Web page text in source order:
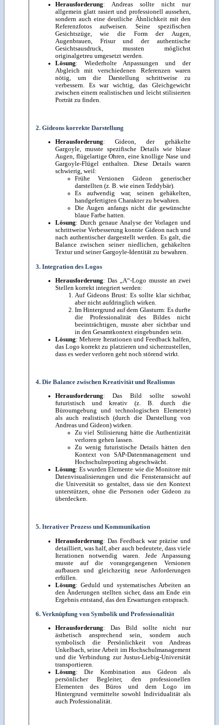
Herausforderung: Andreas sollte nicht nur
allgemein glatt rasiert und professionell aussehen,
sondern auch eine deutliche Ähnlichkeit mit den
Referenzfotos aufweisen. Seine spezifischen
Gesichtszüge, wie die Form der Augen,
Augenbrauen, Frisur und der authentische
Gesichtsausdruck, mussten möglichst
originalgetreu umgesetzt werden.
Lösung: Wiederholte Anpassungen und der
Abgleich mit verschiedenen Referenzen waren
nötig, um die Darstellung schrittweise zu
verbessern. Es war wichtig, das Gleichgewicht
zwischen einem realistischen und leicht stilisierten
Porträt zu finden.
2. Gideons korrekte Darstellung
Herausforderung: Gideon, der gehäkelte
Gargoyle, musste spezifische Details wie blaue
Augen, flügelartige Ohren, eine knollige Nase und
Gargoyle-Flügel enthalten. Diese Details waren
schwierig, weil:
Frühe Versionen Gideon generischer
darstellten (z. B. wie einen Teddybär).
Es aufwendig war, seinen gehäkelten,
handgefertigten Charakter zu bewahren.
Die Augen anfangs nicht die gewünschte
blaue Farbe hatten.
Lösung: Durch genaue Analyse der Vorlagen und
schrittweise Verbesserung konnte Gideon nach und
nach authentischer dargestellt werden. Es galt, die
Balance zwischen seiner niedlichen, gehäkelten
Textur und seiner Gargoyle-Identität zu bewahren.
3. Integration des Logos
Herausforderung: Das „A“-Logo musste an zwei
Stellen korrekt integriert werden:
Auf Gideons Brust: Es sollte klar sichtbar,
aber nicht aufdringlich wirken.
Im Hintergrund auf dem Glasturm: Es durfte
die Professionalität des Bildes nicht
beeinträchtigen, musste aber sichtbar und
in den Gesamtkontext eingebunden sein.
Lösung: Mehrere Iterationen und Feedback halfen,
das Logo korrekt zu platzieren und sicherzustellen,
dass es weder verloren geht noch störend wirkt.
4. Die Balance zwischen Kreativität und Realismus
Herausforderung: Das Bild sollte sowohl
futuristisch und kreativ (z. B. durch die
Büroumgebung und technologischen Elemente)
als auch realistisch (durch die Darstellung von
Andreas und Gideon) wirken.
Zu viel Stilisierung hätte die Authentizität
verloren gehen lassen.
Zu wenig futuristische Details hätten den
Kontext von SAP-Datenmanagement und
Hochschulreporting abgeschwächt.
Lösung: Es wurden Elemente wie die Monitore mit
Datenvisualisierungen und die Fensteransicht auf
die Universität so gestaltet, dass sie den Kontext
unterstützen, ohne die Personen oder Gideon zu
überdecken.
5. Iterativer Prozess und Kommunikation
Herausforderung: Das Feedback war präzise und
detailliert, was half, aber auch bedeutete, dass viele
Iterationen notwendig waren. Jede Anpassung
musste auf die vorangegangenen Versionen
aufbauen und gleichzeitig neue Anforderungen
erfüllen.
Lösung: Geduld und systematisches Arbeiten an
den Änderungen stellten sicher, dass am Ende ein
Ergebnis entstand, das den Erwartungen entsprach.
6. Verknüpfung von Symbolik und Professionalität
Herausforderung: Das Bild sollte nicht nur
ästhetisch ansprechend sein, sondern auch
symbolisch die Persönlichkeit von Andreas
Unkelbach, seine Arbeit im Hochschulmanagement
und die Verbindung zur Justus-Liebig-Universität
transportieren.
Lösung: Die Kombination aus Gideon als
persönlicher Begleiter, den professionellen
Elementen des Büros und dem Logo im
Hintergrund vermittelte sowohl Individualität als
auch Professionalität.